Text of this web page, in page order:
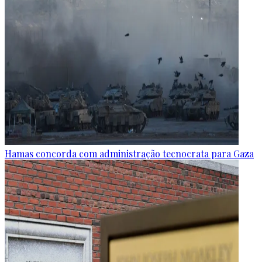
Hamas concorda com administração tecnocrata para Gaza